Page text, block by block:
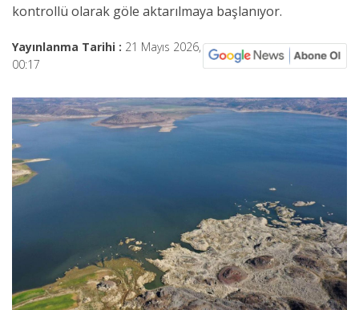
kontrollü olarak göle aktarılmaya başlanıyor.
Yayınlanma Tarihi : 21 Mayıs 2026,
00:17